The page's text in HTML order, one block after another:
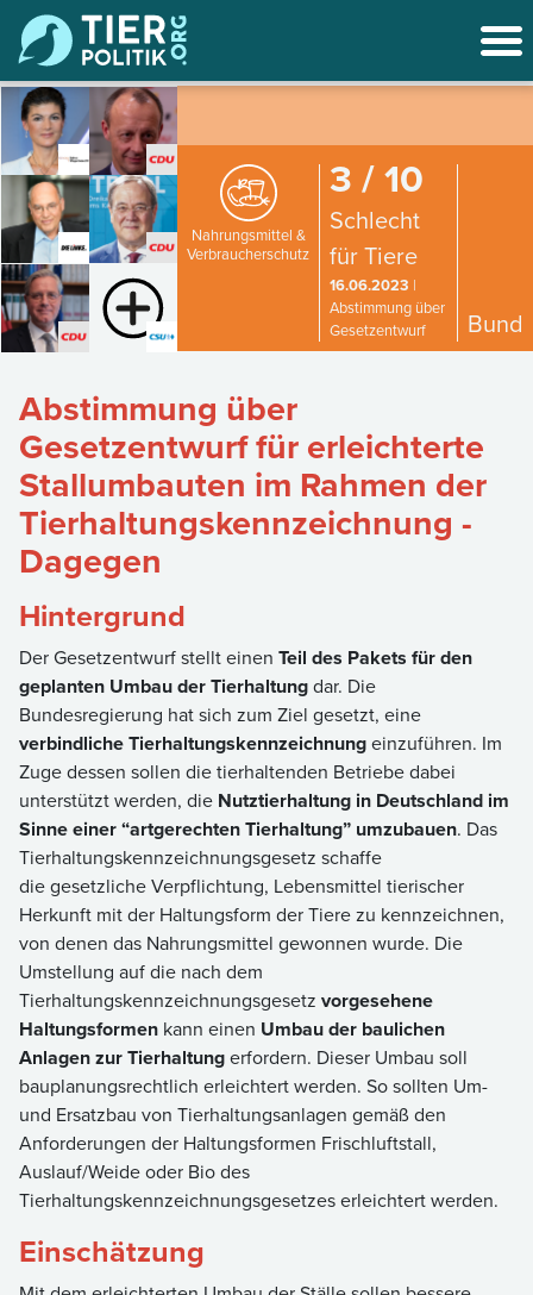
Nahrungsmittel &
Verbraucherschutz
3 / 10
Schlecht
für Tiere
16.06.2023 |
Abstimmung über
Gesetzentwurf
Bund
Abstimmung über
Gesetzentwurf für erleichterte
Stallumbauten im Rahmen der
Tierhaltungskennzeichnung -
Dagegen
Hintergrund
Der Gesetzentwurf stellt einen Teil des Pakets für den
geplanten Umbau der Tierhaltungdar. Die
Bundesregierung hat sich zum Ziel gesetzt, eine
verbindliche Tierhaltungskennzeichnungeinzuführen. Im
Zuge dessen sollen die tierhaltenden Betriebe dabei
unterstützt werden, die Nutztierhaltung in Deutschland im
Sinne einer “artgerechten Tierhaltung” umzubauen. Das
Tierhaltungskennzeichnungsgesetz schaffe
die gesetzliche Verpflichtung, Lebensmittel tierischer
Herkunft mit der Haltungsform der Tiere zu kennzeichnen,
von denen das Nahrungsmittel gewonnen wurde. Die
Umstellung auf die nach dem
Tierhaltungskennzeichnungsgesetz vorgesehene
Haltungsformen kann einen Umbau der baulichen
Anlagen zur Tierhaltungerfordern. Dieser Umbau soll
bauplanungsrechtlich erleichtert werden. So sollten Um-
und Ersatzbau von Tierhaltungsanlagen gemäß den
Anforderungen der Haltungsformen Frischluftstall,
Auslauf/Weide oder Bio des
Tierhaltungskennzeichnungsgesetzes erleichtert werden.
Einschätzung